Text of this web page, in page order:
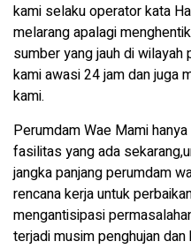
kami selaku operator kata
melarang apalagi
sumber yang jauh di
kami awasi 24 jam dan juga
kami.
Perumdam Wae Mami
fasilitas yang ada
jangka panjang perumdam
rencana kerja untuk
mengantisipasi
terjadi musim penghujan dan